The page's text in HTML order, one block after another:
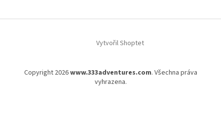
Vytvořil Shoptet
Copyright 2026www.333adventures.com. Všechna práva
vyhrazena.